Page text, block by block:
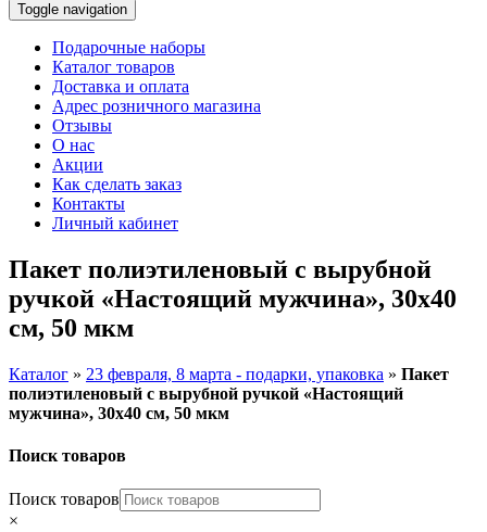
Toggle navigation
Подарочные наборы
Каталог товаров
Доставка и оплата
Адрес розничного магазина
Отзывы
О нас
Акции
Как сделать заказ
Контакты
Личный кабинет
Пакет полиэтиленовый с вырубной
ручкой «Настоящий мужчина», 30х40
см, 50 мкм
Каталог » 23 февраля, 8 марта - подарки, упаковка » Пакет
полиэтиленовый с вырубной ручкой «Настоящий
мужчина», 30х40 см, 50 мкм
Поиск товаров
Поиск товаров
×